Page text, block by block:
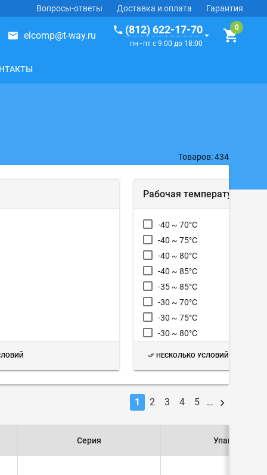
Вопросы-ответы Доставка и оплата Гарантия
elcomp@t-way.ru (812) 622-17-70
пн–пт с 9:00 до 18:00
Товаров: 434
Рабочая температура
-40 ~ 70°C
-40 ~ 75°C
-40 ~ 80°C
-40 ~ 85°C
-35 ~ 85°C
-30 ~ 70°C
-30 ~ 75°C
-30 ~ 80°C
НЕСКОЛЬКО УСЛОВИЙ
1 2 3 4 5 …
Серия Упаковка